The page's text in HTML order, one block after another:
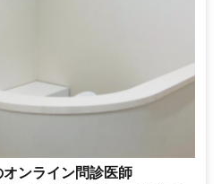
オンライン問診医師